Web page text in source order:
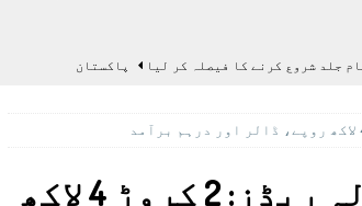
جلد شروع کرنے کا فیصلہ کر لیا پاکستان
تازہ ترين
پروڈکشنز پر مقامی مواد کو ترجیح دی جائےپاکستان میں ہنڈی/ہوالہ ریڈز: 2 کروڑ 4 لاکھ